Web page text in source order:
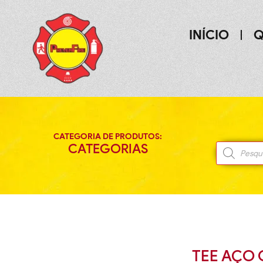
INÍCIO
CATEGORIA DE PRODUTOS:
CATEGORIAS
TEE AÇO